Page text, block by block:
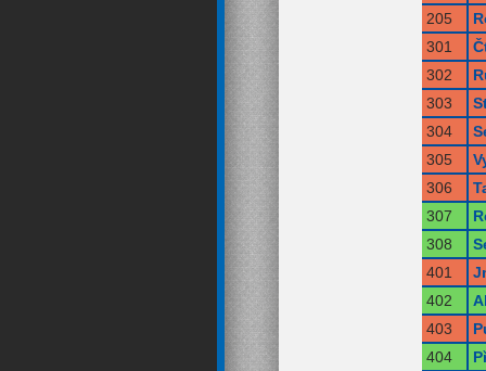
205
301
302
303
304
305
306
307
308
401
402
403
404